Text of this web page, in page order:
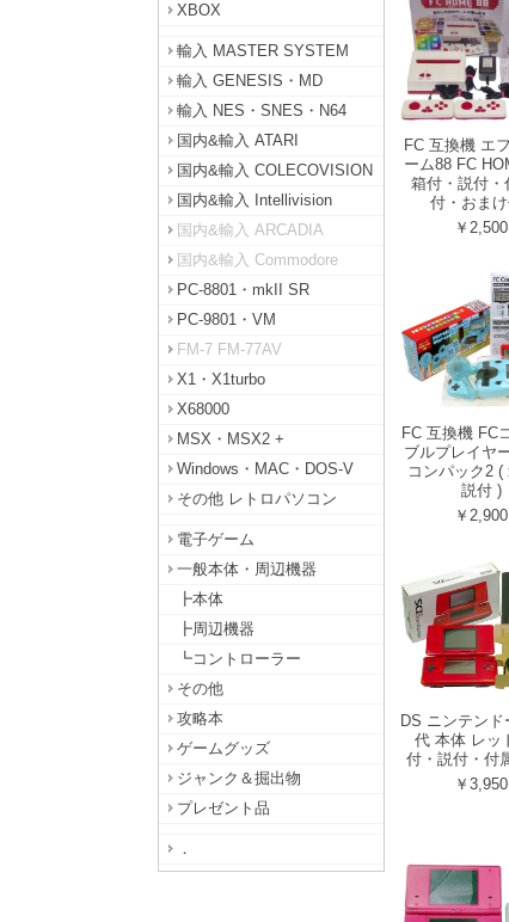
XBOX
輸入 MASTER SYSTEM
輸入 GENESIS・MD
輸入 NES・SNES・N64
国内&輸入 ATARI
国内&輸入 COLECOVISION
国内&輸入 Intellivision
国内&輸入 ARCADIA
国内&輸入 Commodore
PC-8801・mkII SR
PC-9801・VM
FM-7 FM-77AV
X1・X1turbo
X68000
MSX・MSX2 +
Windows・MAC・DOS-V
その他 レトロパソコン
電子ゲーム
一般本体・周辺機器
┣本体
┣周辺機器
┗コントローラー
その他
攻略本
ゲームグッズ
ジャンク＆掘出物
プレゼント品
．
FC 互換機 エ
ーム88 FC
箱付・説付・
付・おま
￥2,500
FC 互換機 FC
ブルプレイヤ
コンパック2 (
説付 )
￥2,900
DS ニンテンド
代 本体 レッ
付・説付・付
￥3,950